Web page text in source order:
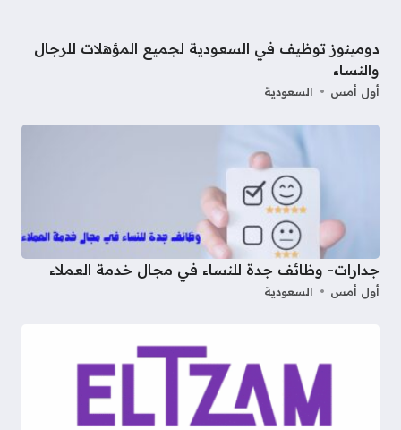
دومينوز توظيف في السعودية لجميع المؤهلات للرجال
والنساء
أول أمس السعودية
جدارات- وظائف جدة للنساء في مجال خدمة العملاء
أول أمس السعودية